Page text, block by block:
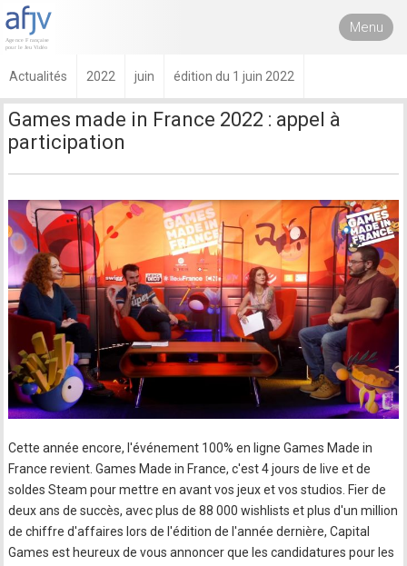
Menu
Actualités 2022 juin édition du 1 juin 2022
Games made in France 2022 : appel à
participation
Cette année encore, l'événement 100% en ligne Games Made in
France revient. Games Made in France, c'est 4 jours de live et de
soldes Steam pour mettre en avant vos jeux et vos studios. Fier de
deux ans de succès, avec plus de 88 000 wishlists et plus d'un million
de chiffre d'affaires lors de l'édition de l'année dernière, Capital
Games est heureux de vous annoncer que les candidatures pour les